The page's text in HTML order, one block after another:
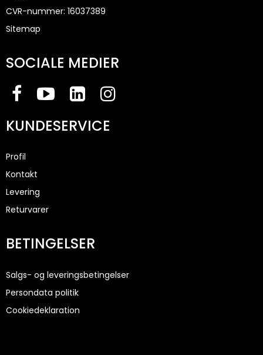
CVR-nummer: 16037389
Sitemap
SOCIALE MEDIER
KUNDESERVICE
Profil
Kontakt
Levering
Returvarer
BETINGELSER
Salgs- og leveringsbetingelser
Persondata politik
Cookiedeklaration